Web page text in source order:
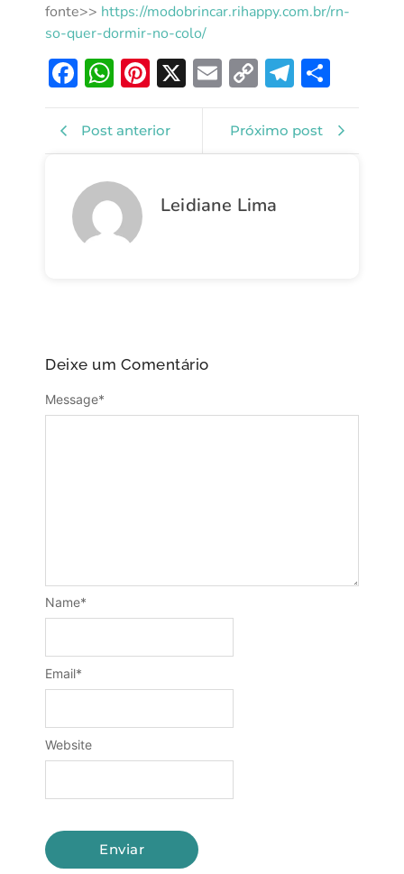
fonte>> https://modobrincar.rihappy.com.br/rn-
so-quer-dormir-no-colo/
Facebook
WhatsApp
Pinterest
X EmailCopy
Post anterior Próximo post
Leidiane Lima
Deixe um Comentário
Message*
Name*
Email*
Website